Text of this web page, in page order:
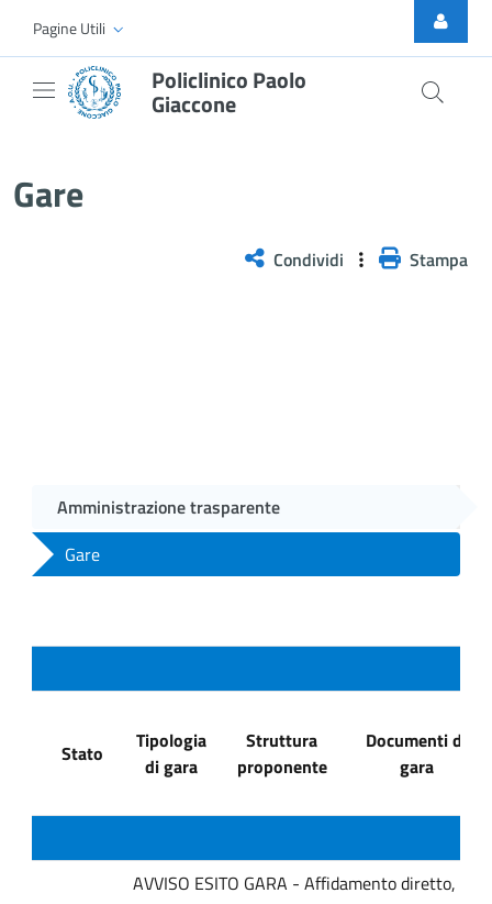
Skip to Main Content
Pagine Utili
Policlinico Paolo
Giaccone
Gare
Condividi Stampa
Amministrazione trasparente
Gare
Stato
Tipologia
di gara
Struttura
proponente
Documenti di
gara
AVVISO ESITO GARA - Affidamento diretto, ai